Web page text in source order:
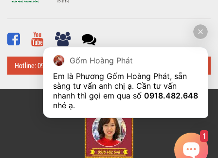
Hotline: 0918 482 648
© Bản quyền thuộc về
Gốm Hoàng Phát
Em là Phương Gốm Hoàng Phát, sẵn
sàng tư vấn anh chị ạ. Cần tư vấn
nhanh thì gọi em qua số 0918.482.648
nhé ạ.
1